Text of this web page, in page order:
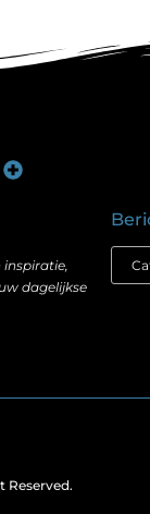
dagelijkse
Reserved.